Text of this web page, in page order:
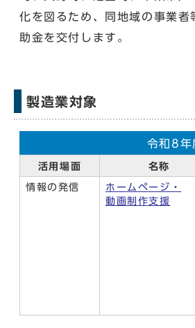
化を図るため、同地域の事業者
助金を交付します。
製造業対象
令和8年
活用場面 名称
情報の発信
ホームページ・
動画制作支援